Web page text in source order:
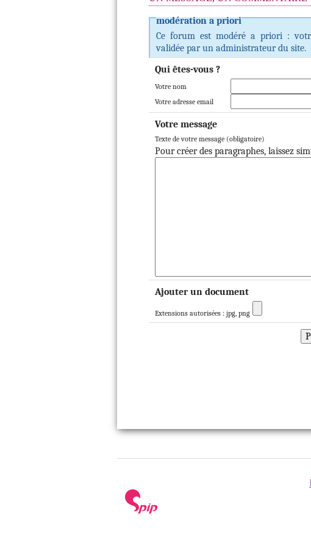
modération a priori
Ce forum est modéré a priori :
validée par un administrateur du site.
Qui êtes-vous ?
Votre nom
Votre adresse email
Votre message
Texte de votre message (obligatoire)
Pour créer des paragraphes, laissez
Ajouter un document
Extensions autorisées : jpg, png